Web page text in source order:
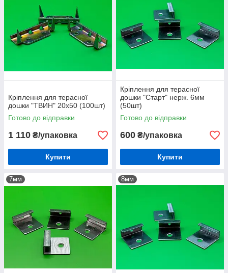
Кріплення для терасної
дошки "ТВИН" 20х50 (100шт)
Готово до відправки
1 110 ₴/упаковка
Купити
Кріплення для терасної
дошки "Старт" нерж. 6мм
(50шт)
Готово до відправки
600 ₴/упаковка
Купити
7мм 8мм